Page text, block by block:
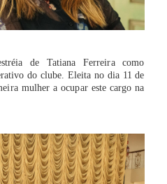
de Tatiana Ferreira como
do clube. Eleita no dia 11 de
mulher a ocupar este cargo na